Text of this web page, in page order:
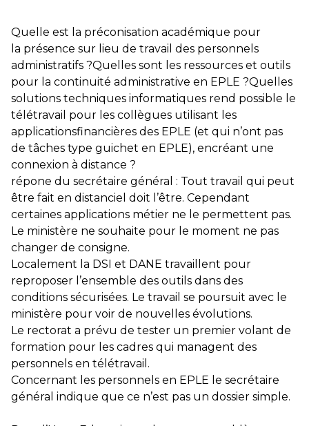
Quelle est la préconisation académique pour
la présence sur lieu de travail des personnels
administratifs ?Quelles sont les ressources et outils
pour la continuité administrative en EPLE ?Quelles
solutions techniques informatiques rend possible le
télétravail pour les collègues utilisant les
applicationsfinancières des EPLE (et qui n’ont pas
de tâches type guichet en EPLE), encréant une
connexion à distance ?
répone du secrétaire général : Tout travail qui peut
être fait en distanciel doit l’être. Cependant
certaines applications métier ne le permettent pas.
Le ministère ne souhaite pour le moment ne pas
changer de consigne.
Localement la DSI et DANE travaillent pour
reproposer l’ensemble des outils dans des
conditions sécurisées. Le travail se poursuit avec le
ministère pour voir de nouvelles évolutions.
Le rectorat a prévu de tester un premier volant de
formation pour les cadres qui managent des
personnels en télétravail.
Concernant les personnels en EPLE le secrétaire
général indique que ce n’est pas un dossier simple.